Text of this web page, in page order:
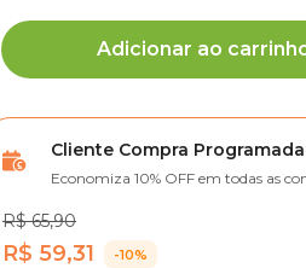
Adicionar ao
Cliente Compra Programada
Economiza 10% OFF em todas as
R$ 65,90
R$ 59,31 -10%